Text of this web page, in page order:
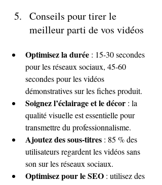
Conseils pour tirer le
meilleur parti de vos vidéos
Optimisez la durée : 15-30 secondes
pour les réseaux sociaux, 45-60
secondes pour les vidéos
démonstratives sur les fiches produit.
Soignez l’éclairage et le décor : la
qualité visuelle est essentielle pour
transmettre du professionnalisme.
Ajoutez des sous-titres : 85 % des
utilisateurs regardent les vidéos sans
son sur les réseaux sociaux.
Optimisez pour le SEO : utilisez des